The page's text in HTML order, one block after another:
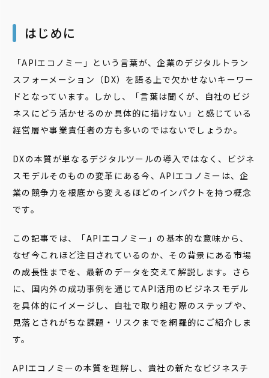
はじめに
「APIエコノミー」という言葉が、企業のデジタルトラン
スフォーメーション（DX）を語る上で欠かせないキーワー
ドとなっています。しかし、「言葉は聞くが、自社のビジ
ネスにどう活かせるのか具体的に描けない」と感じている
経営層や事業責任者の方も多いのではないでしょうか。
DXの本質が単なるデジタルツールの導入ではなく、ビジネ
スモデルそのものの変革にある今、APIエコノミーは、企
業の競争力を根底から変えるほどのインパクトを持つ概念
です。
この記事では、「APIエコノミー」の基本的な意味から、
なぜ今これほど注目されているのか、その背景にある市場
の成長性までを、最新のデータを交えて解説します。さら
に、国内外の成功事例を通じてAPI活用のビジネスモデル
を具体的にイメージし、自社で取り組む際のステップや、
見落とされがちな課題・リスクまでを網羅的にご紹介しま
す。
APIエコノミーの本質を理解し、貴社の新たなビジネスチ